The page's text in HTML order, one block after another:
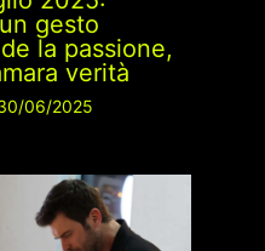
gesto
la passione,
verità
06/2025